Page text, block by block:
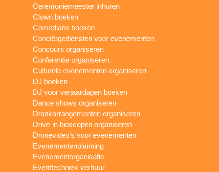
Ceremoniemeester inhuren
Clown boeken
Comedians boeken
Conciërgediensten voor evenementen
Concours organiseren
Conferentie organiseren
Culturele evenementen organiseren
DJ boeken
DJ voor verjaardagen boeken
Dance shows organiseren
Drankarrangementen organiseren
Drive-in bioscopen organiseren
Dronevideo’s voor evenementen
Evenementenplanning
Evenementorganisatie
Eventtechniek verhuur